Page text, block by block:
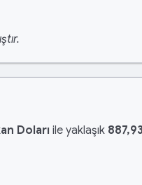
Doları ile yaklaşık